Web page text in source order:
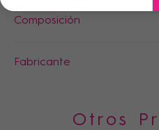
Composición
Fabricante
Otros